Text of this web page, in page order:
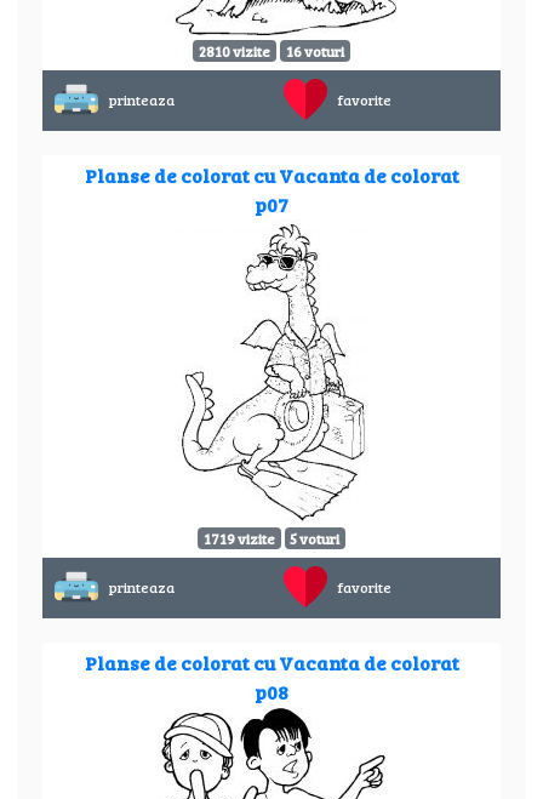
2810 vizite 16 voturi
printeaza favorite
Planse de colorat cu Vacanta de colorat
p07
1719 vizite 5 voturi
printeaza favorite
Planse de colorat cu Vacanta de colorat
p08